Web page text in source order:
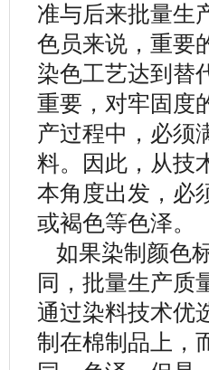
准与后来批量生
色员来说，重要
染色工艺达到替
重要，对牢固度
产过程中，必须
料。因此，从技
本角度出发，必
或褐色等色泽。
如果染制颜色
同，批量生产质
通过染料技术优
制在棉制品上，